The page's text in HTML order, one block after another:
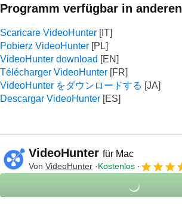
Programm verfügbar in
Scaricare VideoHunter
Pobierz VideoHunter
VideoHunter download
Télécharger VideoHunter
VideoHunter をダウンロードする
Descargar VideoHunter
VideoHunter für Mac
Von VideoHunter Kostenlos